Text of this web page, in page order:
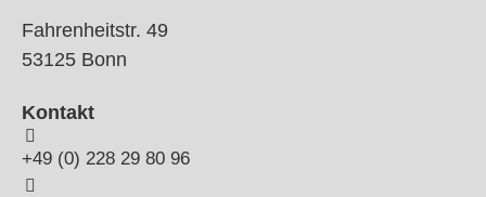
Fahrenheitstr. 49
53125 Bonn
Kontakt
+49 (0) 228 29 80 96